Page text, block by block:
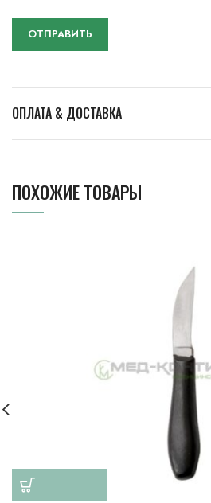
ОПЛАТА & ДОСТАВКА
ПОХОЖИЕ ТОВАРЫ